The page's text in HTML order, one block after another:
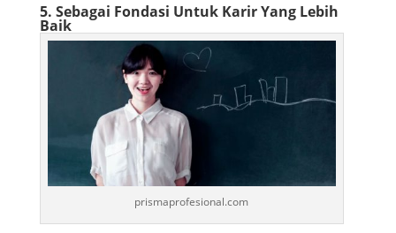
5. Sebagai Fondasi Untuk Karir Yang Lebih
Baik
prismaprofesional.com